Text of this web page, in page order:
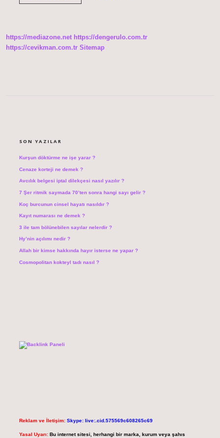
https://mediazone.net https://dengerulo.com.tr
https://cevikman.com.tr Sitemap
SON YAZILAR
Kurşun döktürme ne işe yarar ?
Cenaze korteji ne demek ?
Avcılık belgesi iptal dilekçesi nasıl yazılır ?
7 Şer ritmik saymada 70’ten sonra hangi sayı gelir ?
Koç burcunun cinsel hayatı nasıldır ?
Kayıt numarası ne demek ?
3 ile tam bölünebilen sayılar nelerdir ?
Hy’nin açılımı nedir ?
Allah bir kimse hakkında hayır isterse ne yapar ?
Cosmopolitan kokteyl tadı nasıl ?
Reklam ve İletişim: Skype: live:.cid.575569c608265c69
Yasal Uyarı: Bu internet sitesi, herhangi bir marka, kurum veya şahıs